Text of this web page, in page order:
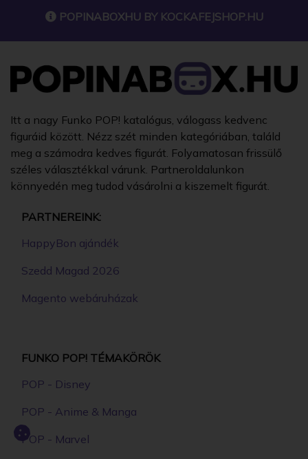
POPINABOXHU BY KOCKAFEJSHOP.HU
Itt a nagy Funko POP! katalógus, válogass kedvenc
figuráid között. Nézz szét minden kategóriában, találd
meg a számodra kedves figurát. Folyamatosan frissülő
széles választékkal várunk. Partneroldalunkon
könnyedén meg tudod vásárolni a kiszemelt figurát.
PARTNEREINK:
HappyBon ajándék
Szedd Magad 2026
Magento webáruházak
FUNKO POP! TÉMAKÖRÖK
POP - Disney
POP - Anime & Manga
POP - Marvel